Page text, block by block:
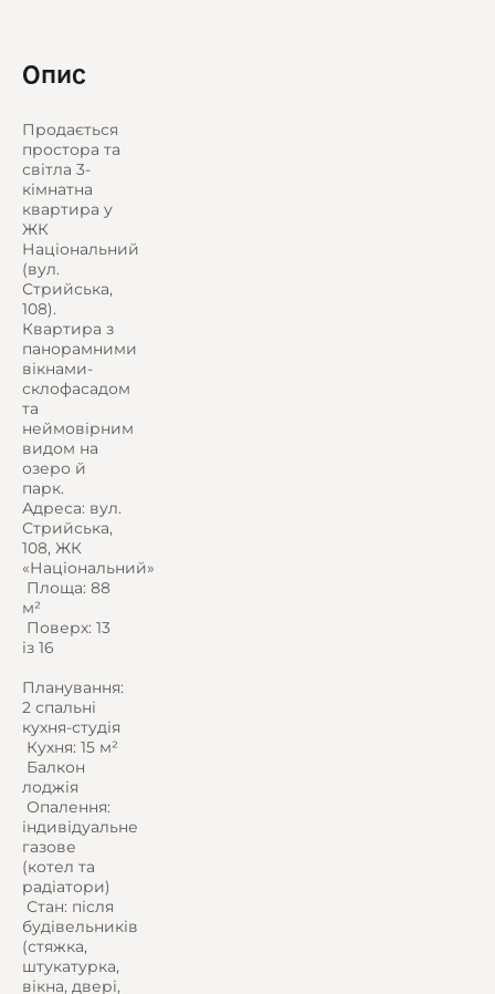
Опис
Продається
простора та
світла 3-
кімнатна
квартира у
ЖК
Національний
(вул.
Стрийська,
108).
Квартира з
панорамними
вікнами-
склофасадом
та
неймовірним
видом на
озеро й
парк.
Адреса: вул.
Стрийська,
108, ЖК
«Національний»
️ Площа: 88
м²
️ Поверх: 13
із 16
Планування:
2 спальні
кухня-студія
️ Кухня: 15 м²
️ Балкон
лоджія
️ Опалення:
індивідуальне
газове
(котел та
радіатори)
️ Стан: після
будівельників
(стяжка,
штукатурка,
вікна, двері,